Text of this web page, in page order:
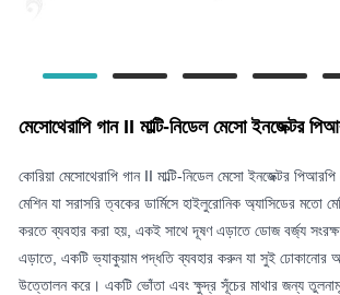
মেসোথেরাপি গান II মাল্টি-নিডেল মেসো ইনজেক্টর
কোরিয়া মেসোথেরাপি গান II মাল্টি-নিডেল মেসো ইনজেক্টর
মেশিন যা সরাসরি ত্বকের ডার্মিসে হাইলুরোনিক অ্যাসিডের মতো
করতে ব্যবহার করা হয়, একই সাথে দূষণ এড়াতে ডোজ বর্জ্য
এড়াতে, একটি ভ্যাকুয়াম পদ্ধতি ব্যবহার করুন যা সুই ঢোকানোর
উত্তোলন করে। একটি ভোঁতা এবং ক্ষুদ্র সূঁচের মাথার জন্য